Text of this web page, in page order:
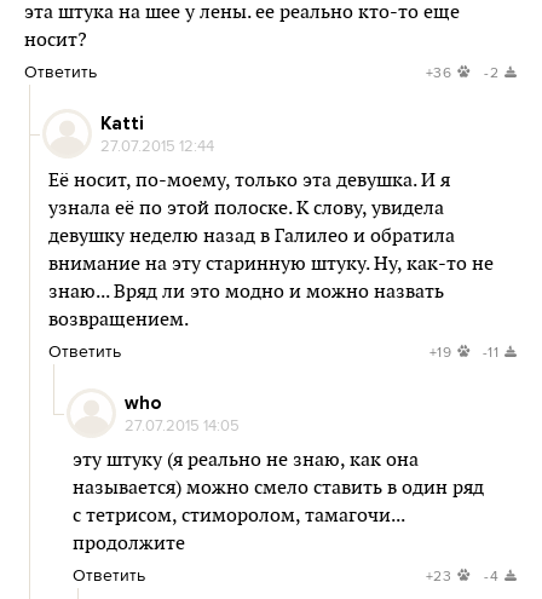
эта штука на шее у лены. ее реально кто-то еще
носит?
Ответить +36 -2
Katti
27.07.2015 12:44
Её носит, по-моему, только эта девушка. И я
узнала её по этой полоске. К слову, увидела
девушку неделю назад в Галилео и обратила
внимание на эту старинную штуку. Ну, как-то не
знаю... Вряд ли это модно и можно назвать
возвращением.
Ответить +19 -11
who
27.07.2015 14:05
эту штуку (я реально не знаю, как она
называется) можно смело ставить в один ряд
с тетрисом, стиморолом, тамагочи...
продолжите
Ответить +23 -4